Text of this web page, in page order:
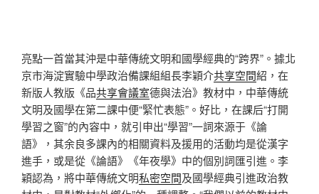
亮點一首當其沖是中華傳統文明和國學經典的“跨界”。據北
京市海淀實驗中學政治備課組組長李穎介共享空間紹，在
新版人教版《品共享會議室德與法治》教材中，中華傳統
文明及國學在第二課中便“緊忙表態”。好比，在課后“打開
學習之窗”的內容中，就引申出“學習”一詞來源于《論
語》，其余良多課內的相關資料及援用的活動均是從漢字
進手，或是從《論語》《年夜學》中的個別詞匯引進。李
穎認為，將中華傳統文明私密空間及國學經典引進政治教